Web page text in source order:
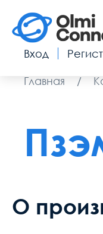
Вход
Главная /
О